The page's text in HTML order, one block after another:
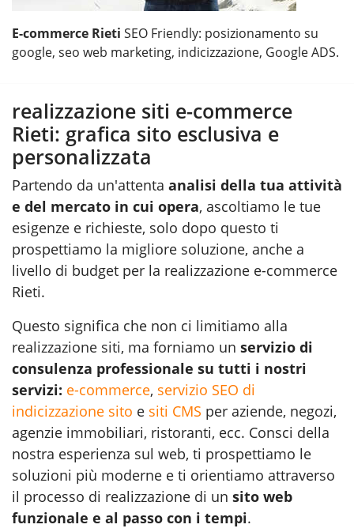
E-commerce Rieti SEO Friendly: posizionamento su
google, seo web marketing, indicizzazione, Google ADS.
realizzazione siti e-commerce
Rieti: grafica sito esclusiva e
personalizzata
Partendo da un'attenta analisi della tua attività
e del mercato in cui opera, ascoltiamo le tue
esigenze e richieste, solo dopo questo ti
prospettiamo la migliore soluzione, anche a
livello di budget per la realizzazione e-commerce
Rieti.
Questo significa che non ci limitiamo alla
realizzazione siti, ma forniamo un servizio di
consulenza professionale su tutti i nostri
servizi: e-commerce, servizio SEO di
indicizzazione sito e siti CMS per aziende, negozi,
agenzie immobiliari, ristoranti, ecc. Consci della
nostra esperienza sul web, ti prospettiamo le
soluzioni più moderne e ti orientiamo attraverso
il processo di realizzazione di un sito web
funzionale e al passo con i tempi.